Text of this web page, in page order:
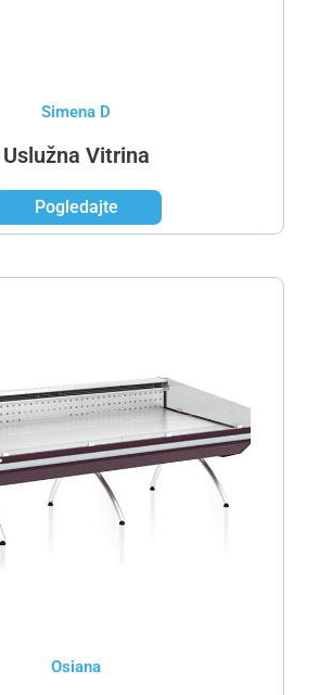
Simena D
Uslužna Vitrina
Pogledajte
Osiana